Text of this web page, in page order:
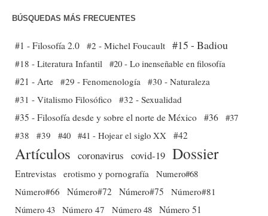
BÚSQUEDAS MÁS FRECUENTES
#1 - Filosofía 2.0 #2 - Michel Foucault #15 - Badiou
#18 - Literatura Infantil #20 - Lo inenseñable en filosofía
#21 - Arte #29 - Fenomenología
#30 - Naturaleza
#31 - Vitalismo Filosófico
#32 - Sexualidad
#35 - Filosofía desde y sobre el norte de México #36 #37
#38
#39 #40 #41 - Hojear el siglo XX #42
Artículos coronavirus covid-19 Dossier
Entrevistas erotismo y pornografía
Numero#68
Número#66
Número#72 Número#75
Número#81
Número 43 Número 47 Número 48 Número 51